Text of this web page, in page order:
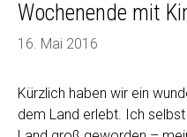
Wochenende mit
16. Mai 2016
Kürzlich haben wir ein
dem Land erlebt. Ich